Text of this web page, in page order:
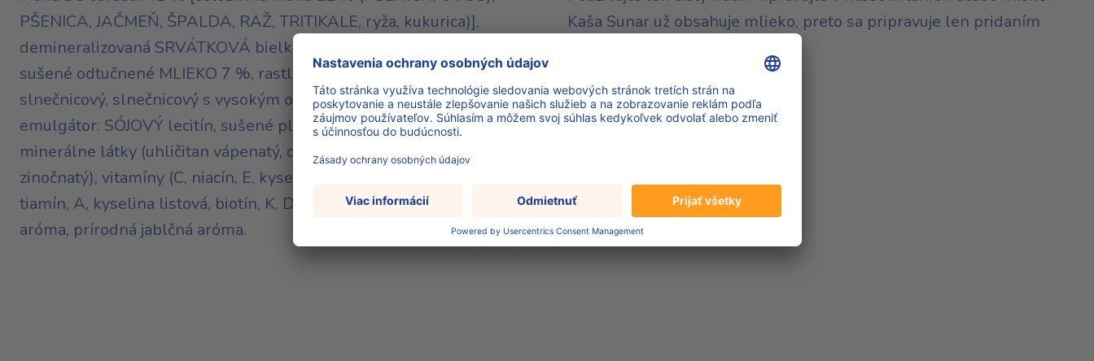
PŠENICA, JAČMEŇ, ŠPALDA, RAŽ, TRITIKALE, ryža, kukurica)],
demineralizovaná SRVÁTKOVÁ bielkovina (z MLIEKA) 38 %,
sušené odtučnené MLIEKO 7 %, rastlinné oleje (repkový, kokosový,
slnečnicový, slnečnicový s vysokým obsahom kyseliny olejovej,
emulgátor: SÓJOVÝ lecitín, sušené plnotučné MLIEKO 5,8 %
minerálne látky (uhličitan vápenatý, difosforečnan železitý, glukonan
zinočnatý), vitamíny (C, niacín, E, kyselina pantoténová, riboflavín, B6,
tiamín, A, kyselina listová, biotín, K, D, B12), prírodná banánová
aróma, prírodná jablčná aróma.
Kaša Sunar už obsahuje mlieko, preto sa pripravuje len pridaním